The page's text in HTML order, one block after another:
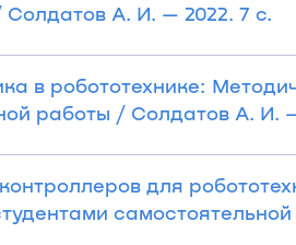
А. И. — 2022. 7 с.
в робототехнике:
работы / Солдатов А. И.
для